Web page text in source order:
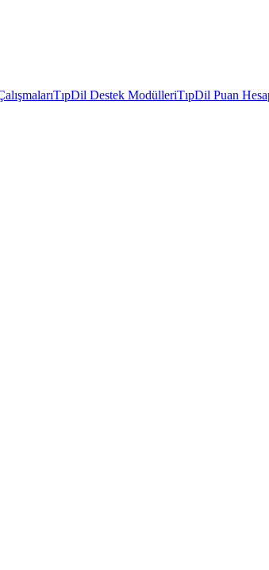
TıpDil Destek ModülleriTıpDil Puan